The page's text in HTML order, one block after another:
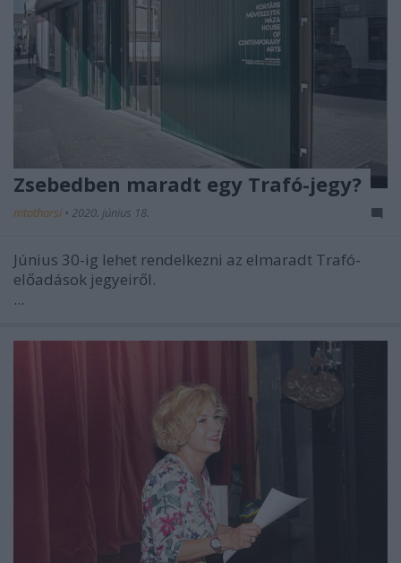
Zsebedben maradt egy Trafó-jegy?
mtothorsi • 2020. június 18.
Június 30-ig lehet rendelkezni az elmaradt Trafó-
előadások jegyeiről.
...